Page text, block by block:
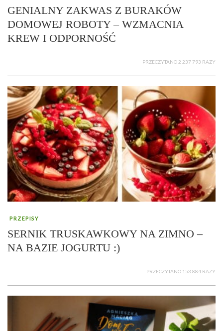
GENIALNY ZAKWAS Z BURAKÓW
DOMOWEJ ROBOTY – WZMACNIA
KREW I ODPORNOŚĆ
PRZECZYTANO 2 237 793 RAZY
PRZEPISY
SERNIK TRUSKAWKOWY NA ZIMNO –
NA BAZIE JOGURTU :)
PRZECZYTANO 153 884 RAZY